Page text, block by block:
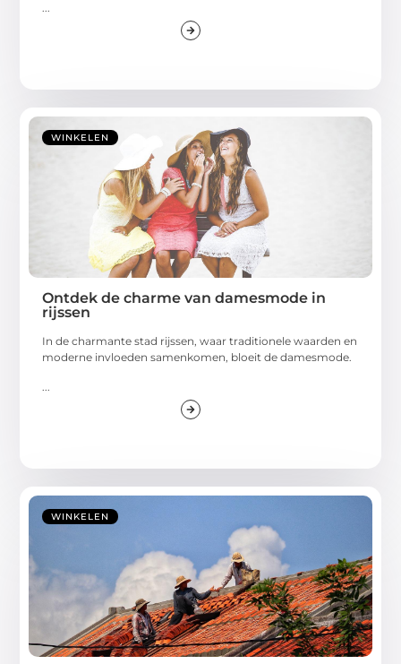
...
WINKELEN
Ontdek de charme van damesmode in
rijssen
In de charmante stad rijssen, waar traditionele waarden en
moderne invloeden samenkomen, bloeit de damesmode.
WINKELEN